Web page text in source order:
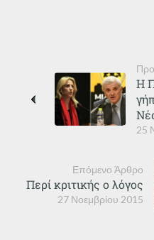
25
Η
Επόμενο Άρθρο
27 Νοεμβρίου 2015
Περί κριτικής ο λόγος